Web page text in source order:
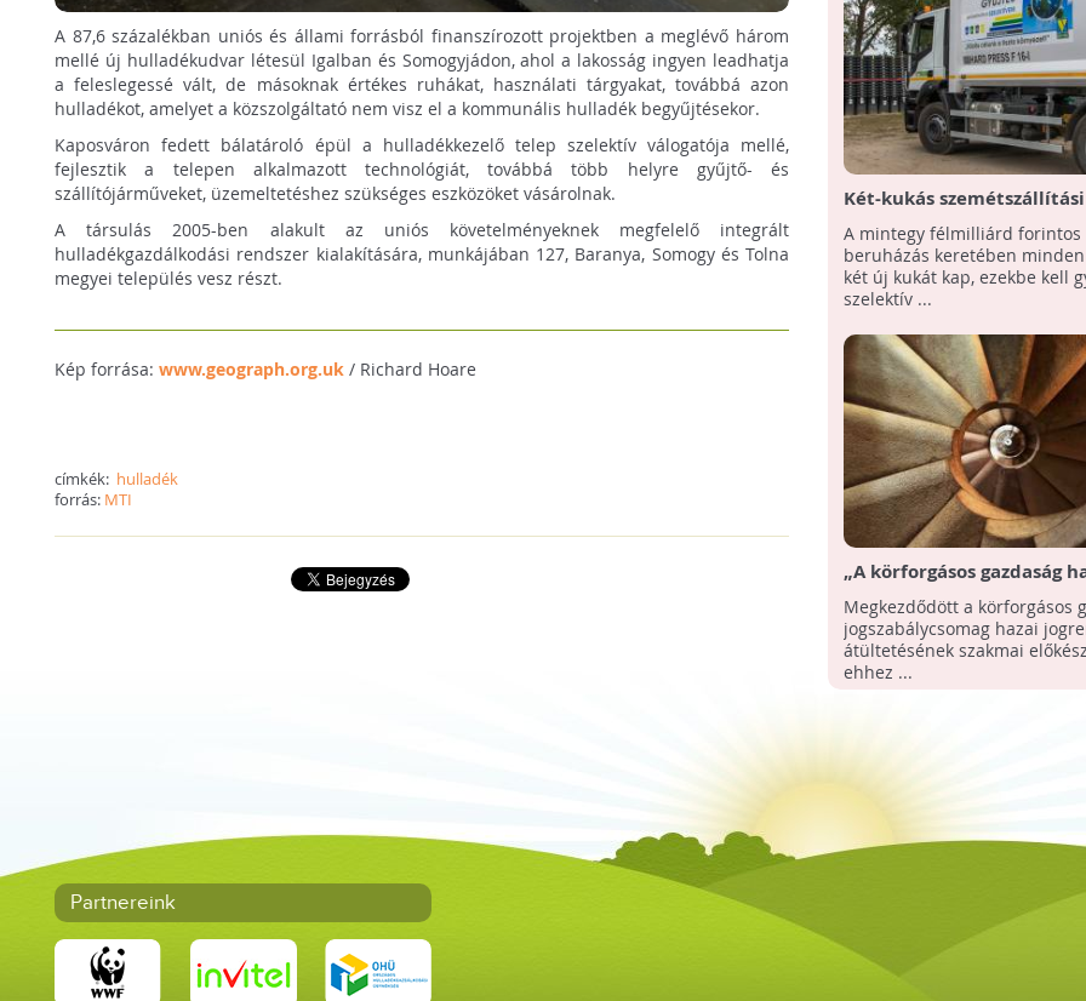
A 87,6 százalékban uniós és állami forrásból finanszírozott projektben a meglévő három
mellé új hulladékudvar létesül Igalban és Somogyjádon, ahol a lakosság ingyen leadhatja
a feleslegessé vált, de másoknak értékes ruhákat, használati tárgyakat, továbbá azon
hulladékot, amelyet a közszolgáltató nem visz el a kommunális hulladék begyűjtésekor.
Kaposváron fedett bálatároló épül a hulladékkezelő telep szelektív válogatója mellé,
fejlesztik a telepen alkalmazott technológiát, továbbá több helyre gyűjtő- és
szállítójárműveket, üzemeltetéshez szükséges eszközöket vásárolnak.
A társulás 2005-ben alakult az uniós követelményeknek megfelelő integrált
hulladékgazdálkodási rendszer kialakítására, munkájában 127, Baranya, Somogy és Tolna
megyei település vesz részt.
Kép forrása:www.geograph.org.uk / Richard Hoare
címkék: hulladék
forrás: MTI
Két-kukás szemétszállítási
rendszer Tatán! - A családi
tulajdonosainak 11 200 új
gyűjtőedényt osztanak ki
A mintegy félmilliárd forintos
beruházás keretében
két új kukát kap, ezekbe kell
szelektív ...
„A körforgásos gazdaság
megvalósítása” -
a Hulladékgazdálkodók
Szövetsége
Megkezdődött a körforgásos
jogszabálycsomag hazai
átültetésének szakmai
ehhez ...
Partnereink